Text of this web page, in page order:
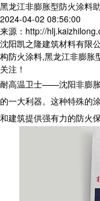
黑龙江非膨胀型防火涂料
2024-04-02 08:56:00
来源：http://
沈阳凯之隆建筑材料有限
构防火涂料,黑龙江非膨胀
关注！
耐高温卫士——沈阳非膨
的一大利器。这种特殊的
和建筑提供强有力的防火